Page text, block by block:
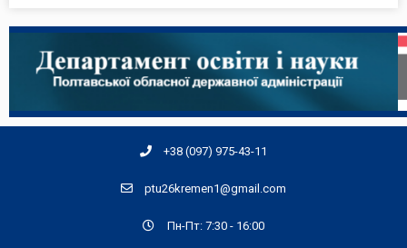
+38 (097) 975-43-11
ptu26kremen1@gmail.com
Пн-Пт: 7:30 - 16:00